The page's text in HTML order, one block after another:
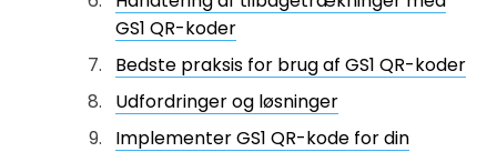
GS1 QR-koder
Bedste praksis for brug af GS1 QR-koder
Udfordringer og løsninger
Implementer GS1 QR-kode for din